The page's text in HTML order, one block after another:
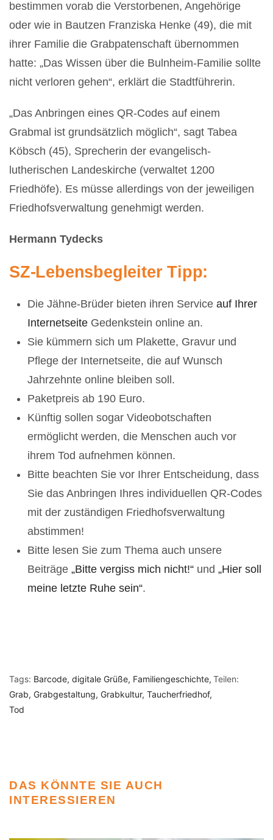
bestimmen vorab die Verstorbenen, Angehörige
oder wie in Bautzen Franziska Henke (49), die mit
ihrer Familie die Grabpatenschaft übernommen
hatte: „Das Wissen über die Bulnheim-Familie sollte
nicht verloren gehen“, erklärt die Stadtführerin.
„Das Anbringen eines QR-Codes auf einem
Grabmal ist grundsätzlich möglich“, sagt Tabea
Köbsch (45), Sprecherin der evangelisch-
lutherischen Landeskirche (verwaltet 1200
Friedhöfe). Es müsse allerdings von der jeweiligen
Friedhofsverwaltung genehmigt werden.
Hermann Tydecks
SZ-Lebensbegleiter Tipp:
Die Jähne-Brüder bieten ihren Service auf Ihrer
Internetseite Gedenkstein online an.
Sie kümmern sich um Plakette, Gravur und
Pflege der Internetseite, die auf Wunsch
Jahrzehnte online bleiben soll.
Paketpreis ab 190 Euro.
Künftig sollen sogar Videobotschaften
ermöglicht werden, die Menschen auch vor
ihrem Tod aufnehmen können.
Bitte beachten Sie vor Ihrer Entscheidung, dass
Sie das Anbringen Ihres individuellen QR-Codes
mit der zuständigen Friedhofsverwaltung
abstimmen!
Bitte lesen Sie zum Thema auch unsere
Beiträge „Bitte vergiss mich nicht!“ und „Hier soll
meine letzte Ruhe sein“.
Tags: Barcode digitale Grüße Familiengeschichte
Grab Grabgestaltung Grabkultur Taucherfriedhof
Tod
Teilen:
DAS KÖNNTE SIE AUCH
INTERESSIEREN